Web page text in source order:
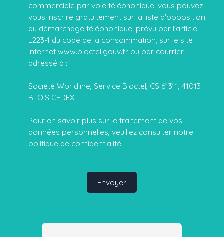
commerciale par voie téléphonique, vous pouvez
vous inscrire gratuitement sur la liste d'opposition
au démarchage téléphonique, prévu par l'article
L223-1 du code de la consommation, sur le site
Internet www.bloctel.gouv.fr ou par courrier
adressé à :
Société Worldline, Service Bloctel, CS 61311, 41013
BLOIS CEDEX.
Pour en savoir plus sur le traitement de vos
données personnelles, veuillez consulter notre
politique de confidentialité.
Envoyer